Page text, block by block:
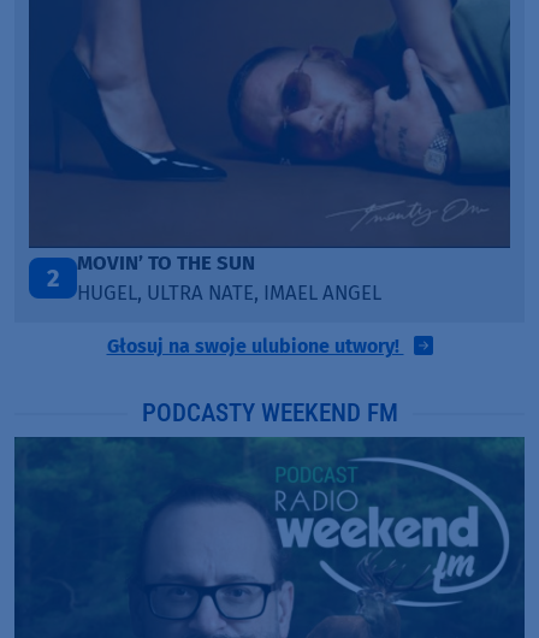
3
LEGENDARY LOVERS (SAVE ME)
KATY PERRY & CHIEF KEEF
Głosuj na swoje ulubione utwory!
PODCASTY WEEKEND FM